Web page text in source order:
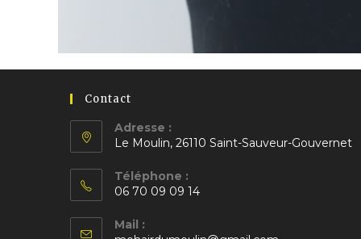
Contact
Adresse :
Le Moulin, 26110 Saint-Sauveur-Gouvernet
dans
un
nouvel
Téléphone :
06 70 09 09 14
dans
Mail :